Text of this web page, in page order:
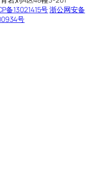
备13021415号浙公网安备
号